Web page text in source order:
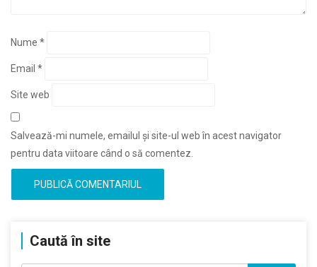
Nume *
Email *
Site web
Salvează-mi numele, emailul și site-ul web în acest navigator
pentru data viitoare când o să comentez.
Caută în site